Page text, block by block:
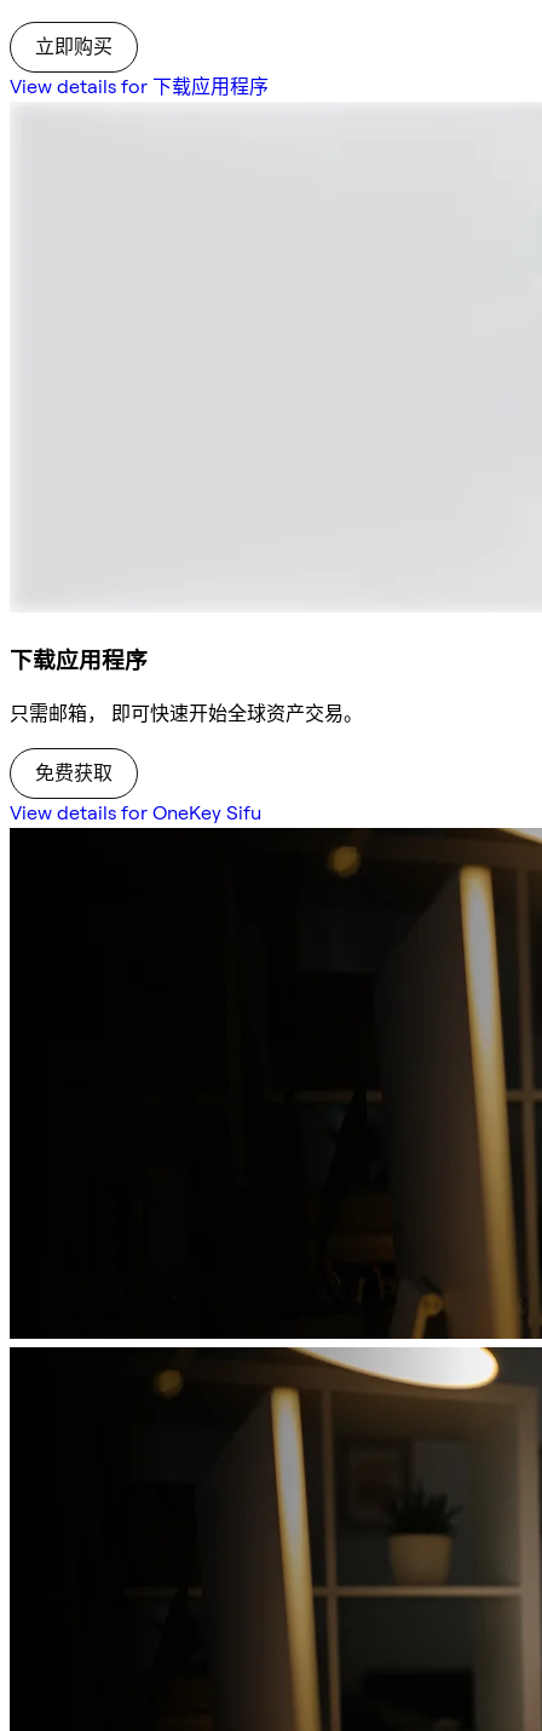
立即购买
View details for 下载应用程序
下载应用程序
只需邮箱， 即可快速开始全球资产交易。
免费获取
View details for OneKey Sifu